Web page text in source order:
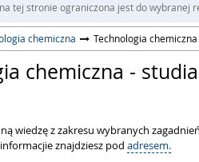
tej stronie ograniczona jest do wybranej
chemiczna Technologia
chemiczna -
wiedzę z zakresu wybranych
znajdziesz pod adresem.